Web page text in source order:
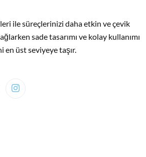
ile süreçlerinizi daha etkin ve çevik
sade tasarımı ve kolay kullanımı
en üst seviyeye taşır.